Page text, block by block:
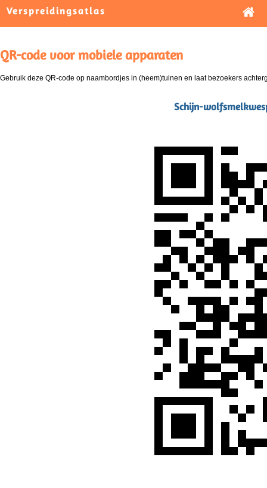
Verspreidingsatlas
QR-code voor mobiele apparaten
Gebruik deze QR-code op naambordjes in (heem)tuinen en laat bezoekers
Schijn-